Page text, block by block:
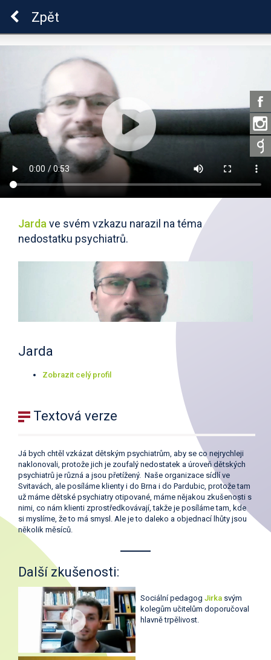
Zpět
Jarda ve svém vzkazu narazil na téma
nedostatku psychiatrů.
Jarda
Zobrazit celý profil
Textová verze
Já bych chtěl vzkázat dětským psychiatrům, aby se co nejrychleji
naklonovali, protože jich je zoufalý nedostatek a úroveň dětských
psychiatrů je různá a jsou přetížený. Naše organizace sídlí ve
Svitavách, ale posíláme klienty i do Brna i do Pardubic, protože tam
už máme dětské psychiatry otipované, máme nějakou zkušenosti s
nimi, co nám klienti zprostředkovávají, takže je posíláme tam, kde
si myslíme, že to má smysl. Ale je to daleko a objednací lhůty jsou
několik měsíců.
Další zkušenosti:
Sociální pedagog Jirkasvým
kolegům učitelům doporučoval
hlavně trpělivost.